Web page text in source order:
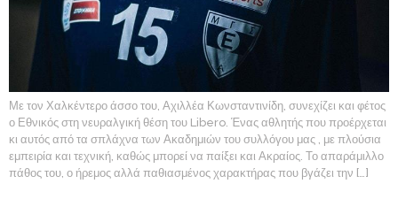
Με τον Χαλκέντερο άσσο του, Αχιλλέα Κωνσταντινίδη, συνεχίζει και φέτος
ο Εθνικός στη νευραλγική θέση του Libero. Ένας αθλητής που προέρχεται
κι αυτός από τα σπλάχνα των Ακαδημιών του συλλόγου μας , με πλούσια
εμπειρία και τεχνική, καθώς μπορεί να παίξει και Ακραίος. Το απαράμιλλο
πάθος του, ο ήρεμος αλλά παθιασμένος χαρακτήρας που βγάζει την […]